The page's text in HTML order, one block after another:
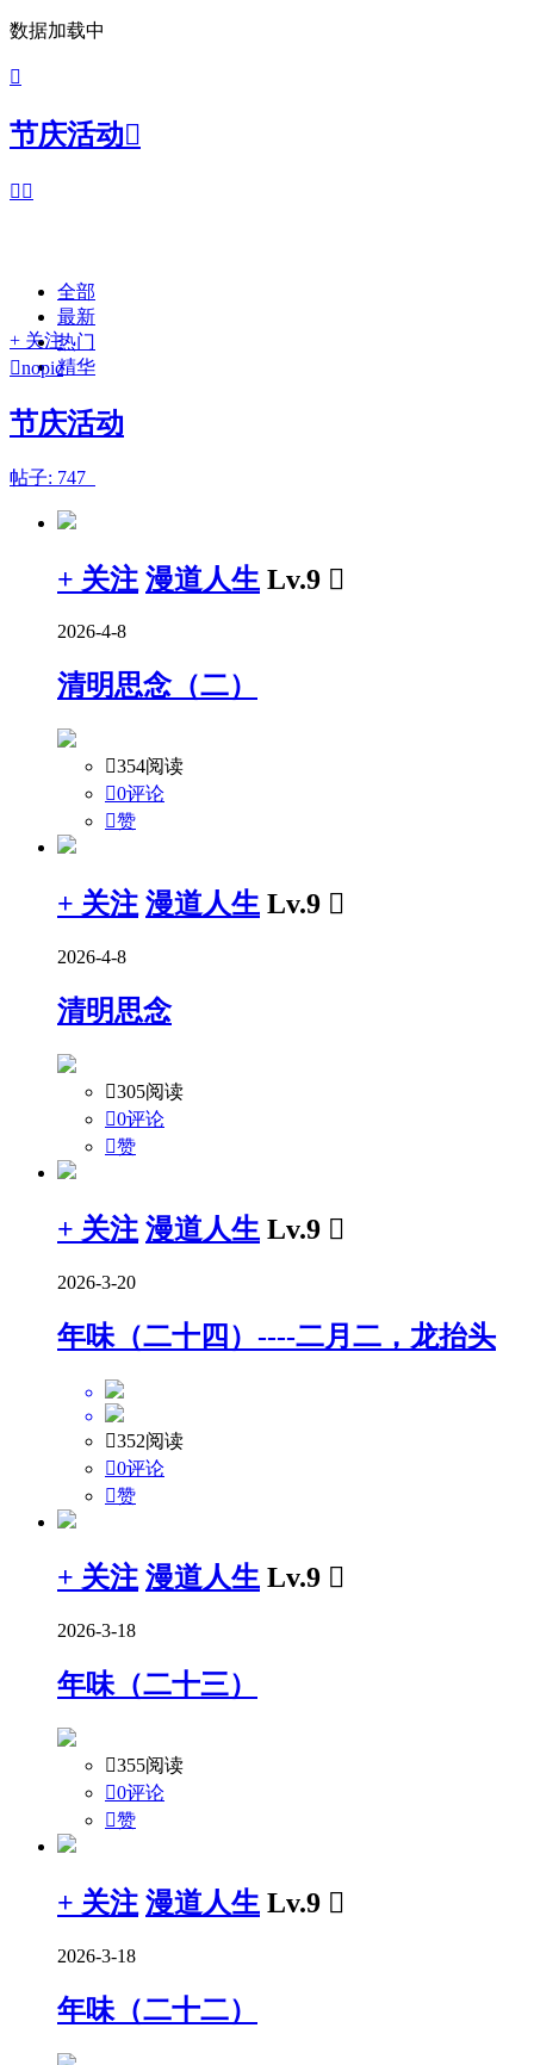
数据加载中

节庆活动
 
全部
最新
热门
精华
+ 关注
nopic
节庆活动
帖子: 747
+ 关注 漫道人生 Lv.9 
2026-4-8
清明思念（二）
354阅读
0评论
赞
+ 关注 漫道人生 Lv.9 
2026-4-8
清明思念
305阅读
0评论
赞
+ 关注 漫道人生 Lv.9 
2026-3-20
年味（二十四）----二月二，龙抬头
352阅读
0评论
赞
+ 关注 漫道人生 Lv.9 
2026-3-18
年味（二十三）
355阅读
0评论
赞
+ 关注 漫道人生 Lv.9 
2026-3-18
年味（二十二）